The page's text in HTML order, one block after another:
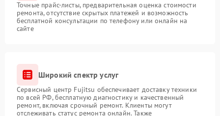
Точные прайс-листы, предварительная оценка стоимости
ремонта, отсутствие скрытых платежей и возможность
бесплатной консультации по телефону или онлайн на
сайте
Широкий спектр услуг
Сервисный центр Fujitsu обеспечивает доставку техники
по всей РФ, бесплатную диагностику и качественный
ремонт, включая срочный ремонт. Клиенты могут
отслеживать статус ремонта онлайн. Также